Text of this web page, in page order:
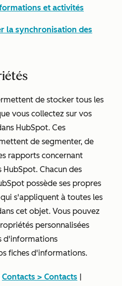
et activités
la synchronisation des
de stocker tous les
vous collectez sur vos
HubSpot. Ces
de segmenter, de
rapports concernant
Chacun des
possède ses propres
s'appliquent à toutes les
cet objet. Vous pouvez
personnalisées
d'informations
fiches d'informations.
Contacts > Contacts |